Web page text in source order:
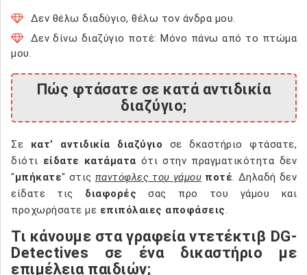
Δεν θέλω διαδύγιο, θέλω τον άνδρα μου.
Δεν δίνω διαζύγιο ποτέ: Μόνο πάνω από το πτώμα
μου.
Πώς φτάσατε σε κατά αντιδικία
διαζύγιο;
Σε κατ’ αντιδικία διαζύγιο σε δκαστήριο φτάσατε,
διότι είδατε κατάματα ότι στην πραγματικότητα δεν
"μπήκατε" στις παντόφλες του γάμου ποτέ. Δηλαδή δεν
είδατε τις διαφορές σας προ του γάμου και
προχωρήσατε με επιπόλαιες αποφάσεις.
Τι κάνουμε στα γραφεία ντετέκτιβ DG-
Detectives σε ένα δικαστήριο με
επιμέλεια παιδιών;